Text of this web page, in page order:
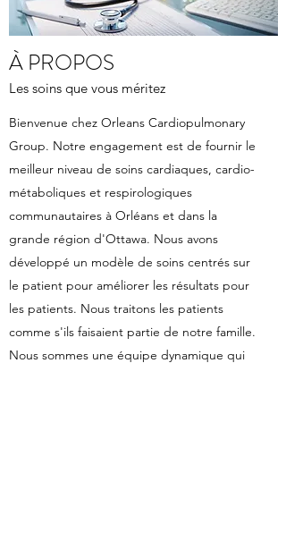
À PROPOS
Les soins que vous méritez
Bienvenue chez Orleans Cardiopulmonary
Group. Notre engagement est de fournir le
meilleur niveau de soins cardiaques, cardio-
métaboliques et respirologiques
communautaires à Orléans et dans la
grande région d'Ottawa. Nous avons
développé un modèle de soins centrés sur
le patient pour améliorer les résultats pour
les patients. Nous traitons les patients
comme s'ils faisaient partie de notre famille.
Nous sommes une équipe dynamique qui